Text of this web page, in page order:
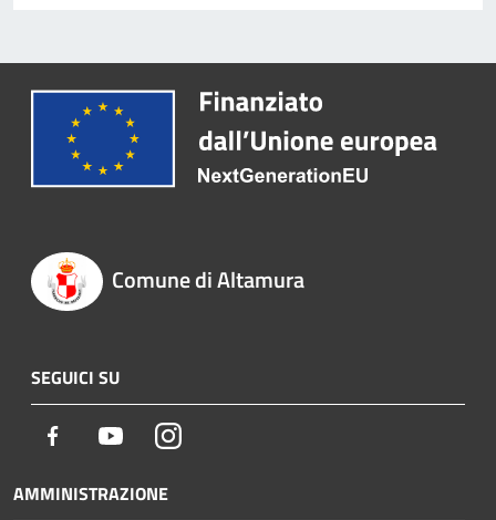
Comune di Altamura
SEGUICI SU
Facebook YoutubeInstagram
AMMINISTRAZIONE